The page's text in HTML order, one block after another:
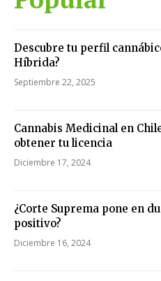
Descubre tu perfil
Híbrida?
Septiembre 22, 2025
Cannabis Medicinal en
obtener tu licencia
Diciembre 17, 2024
¿Corte Suprema pone en
positivo?
Diciembre 16, 2024